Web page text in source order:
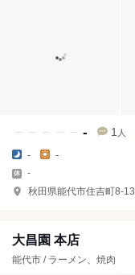
- 1 人
- -
-
秋田県能代市住吉町8-13
大昌園 本店
能代市 / ラーメン、焼肉